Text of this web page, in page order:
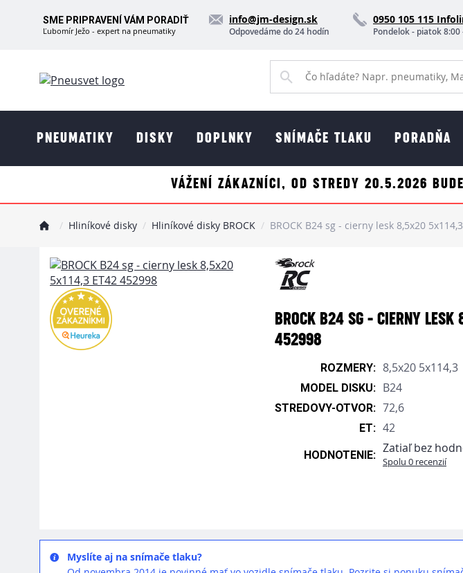
SME PRIPRAVENÍ VÁM PORADIŤ
Ľubomír Ježo - expert na pneumatiky
info@jm-design.sk
Odpovedáme do 24 hodín
0950 105 115
Pondelok - piatok 8:00
PNEUMATIKY DISKY DOPLNKY SNÍMAČE TLAKU PORADŇA
VÁŽENÍ ZÁKAZNÍCI, OD STREDY 20.5.2026
Hliníkové disky Hliníkové disky BROCK BROCK B24 sg - cierny lesk 8,5x20
BROCK B24 SG - CIERNY
452998
ROZMERY: 8,5x20 5x114,3
MODEL DISKU: B24
STREDOVY-OTVOR: 72,6
ET: 42
HODNOTENIE: Zatiaľ bez
Spolu 0 recenzií
Myslíte aj na snímače tlaku?